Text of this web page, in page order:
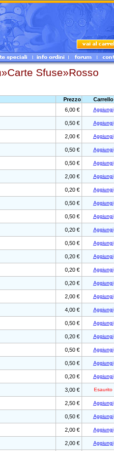
Sfuse»Rosso
Prezzo
Carrello
6,00 € Aggiungi
0,50 € Aggiungi
2,00 € Aggiungi
0,50 € Aggiungi
0,50 € Aggiungi
2,00 € Aggiungi
0,20 € Aggiungi
0,50 € Aggiungi
0,50 € Aggiungi
0,20 € Aggiungi
0,50 € Aggiungi
0,20 € Aggiungi
0,20 € Aggiungi
0,20 € Aggiungi
2,00 € Aggiungi
4,00 € Aggiungi
0,50 € Aggiungi
0,20 € Aggiungi
0,50 € Aggiungi
0,50 € Aggiungi
0,20 € Aggiungi
3,00 € Esaurito
2,50 € Aggiungi
0,50 € Aggiungi
2,00 € Aggiungi
2,00 € Aggiungi